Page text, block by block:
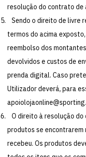
resolução do contrato de
Sendo o direito de livre
termos do acima
reembolso dos
devolvidos e custos de
prenda digital. Caso
Utilizador deverá, para
O direito à resolução
produtos se encontrarem
recebeu. Os produtos